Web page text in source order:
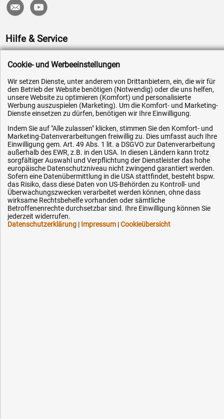
Hilfe & Service
Versandkosten
Service
AGB / Widerrufsrecht
Datenschutz
Impressum
Karriere
OEM-Ersatzteile
Technik-Hilfe
Downloads
Kontakt
Cookie- und Werbeeinstellungen
Wir setzen Dienste, unter anderem von Drittanbietern, ein, die wir für
den Betrieb der Website benötigen (Notwendig) oder die uns helfen,
unsere Website zu optimieren (Komfort) und personalisierte
Werbung auszuspielen (Marketing). Um die Komfort- und Marketing-
Dienste einsetzen zu dürfen, benötigen wir Ihre Einwilligung.
Indem Sie auf "Alle zulassen" klicken, stimmen Sie den Komfort- und
Marketing-Datenverarbeitungen freiwillig zu. Dies umfasst auch Ihre
Einwilligung gem. Art. 49 Abs. 1 lit. a DSGVO zur Datenverarbeitung
außerhalb des EWR, z.B. in den USA. In diesen Ländern kann trotz
sorgfältiger Auswahl und Verpflichtung der Dienstleister das hohe
europäische Datenschutzniveau nicht zwingend garantiert werden.
Sofern eine Datenübermittlung in die USA stattfindet, besteht bspw.
das Risiko, dass diese Daten von US-Behörden zu Kontroll- und
Überwachungszwecken verarbeitet werden können, ohne dass
wirksame Rechtsbehelfe vorhanden oder sämtliche
Betroffenenrechte durchsetzbar sind. Ihre Einwilligung können Sie
jederzeit widerrufen.
Datenschutzerklärung | Impressum |Cookieübersicht